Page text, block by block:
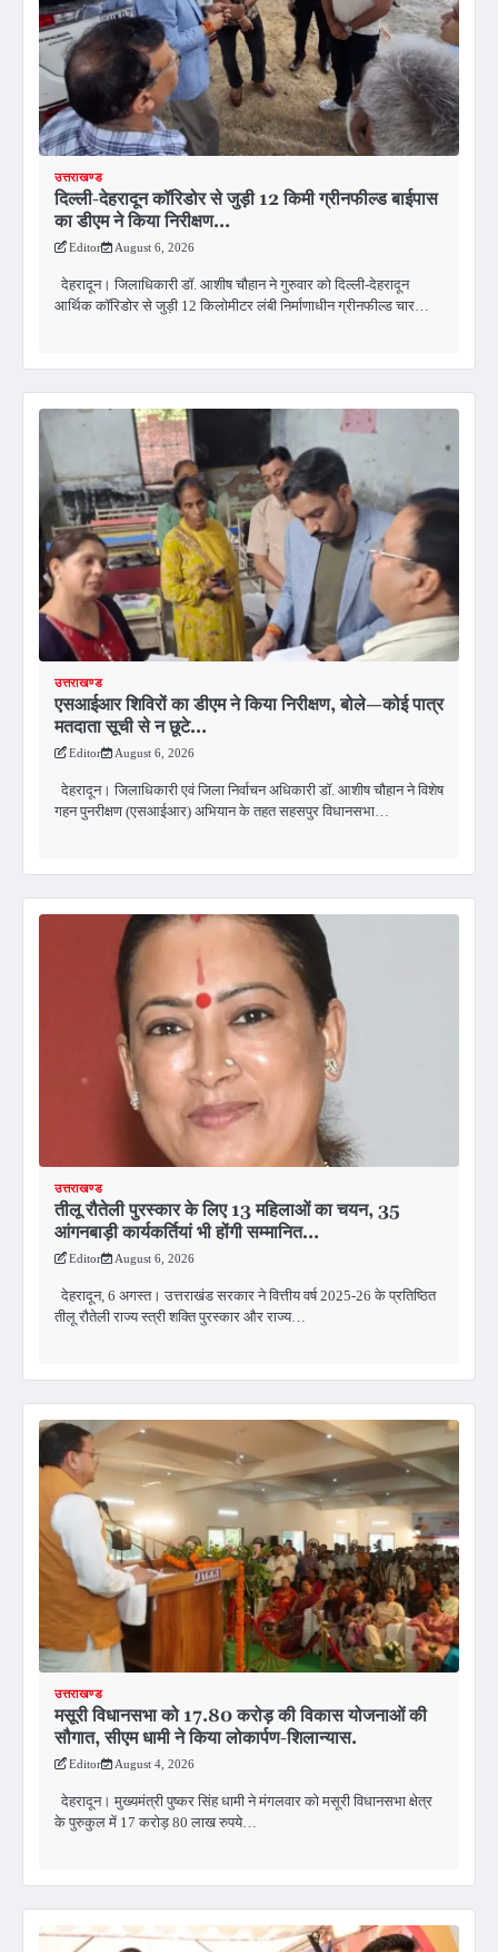
उत्तराखण्ड
दिल्ली-देहरादून कॉरिडोर से जुड़ी 12 किमी ग्रीनफील्ड बाईपास
का डीएम ने किया निरीक्षण…
Editor August 6, 2026
देहरादून। जिलाधिकारी डॉ. आशीष चौहान ने गुरुवार को दिल्ली-देहरादून
आर्थिक कॉरिडोर से जुड़ी 12 किलोमीटर लंबी निर्माणाधीन ग्रीनफील्ड चार…
उत्तराखण्ड
एसआईआर शिविरों का डीएम ने किया निरीक्षण, बोले—कोई पात्र
मतदाता सूची से न छूटे…
Editor August 6, 2026
देहरादून। जिलाधिकारी एवं जिला निर्वाचन अधिकारी डॉ. आशीष चौहान ने विशेष
गहन पुनरीक्षण (एसआईआर) अभियान के तहत सहसपुर विधानसभा…
उत्तराखण्ड
तीलू रौतेली पुरस्कार के लिए 13 महिलाओं का चयन, 35
आंगनबाड़ी कार्यकर्तियां भी होंगी सम्मानित…
Editor August 6, 2026
देहरादून, 6 अगस्त। उत्तराखंड सरकार ने वित्तीय वर्ष 2025-26 के प्रतिष्ठित
तीलू रौतेली राज्य स्त्री शक्ति पुरस्कार और राज्य…
उत्तराखण्ड
मसूरी विधानसभा को 17.80 करोड़ की विकास योजनाओं की
सौगात, सीएम धामी ने किया लोकार्पण-शिलान्यास.
Editor August 4, 2026
देहरादून। मुख्यमंत्री पुष्कर सिंह धामी ने मंगलवार को मसूरी विधानसभा क्षेत्र
के पुरुकुल में 17 करोड़ 80 लाख रुपये…